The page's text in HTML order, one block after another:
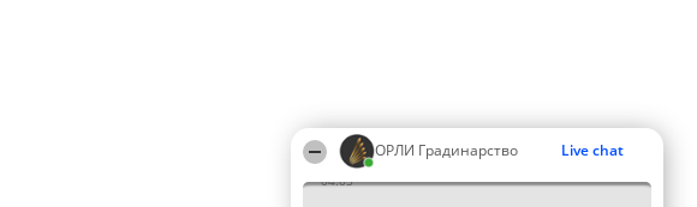
ОРЛИ Градинарство Live chat
04:05